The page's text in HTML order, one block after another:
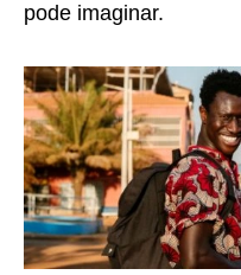
pode imaginar.